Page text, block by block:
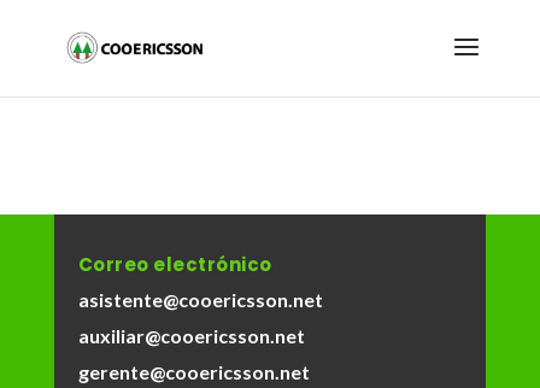
Correo electrónico
asistente@cooericsson.net
auxiliar@cooericsson.net
gerente@cooericsson.net